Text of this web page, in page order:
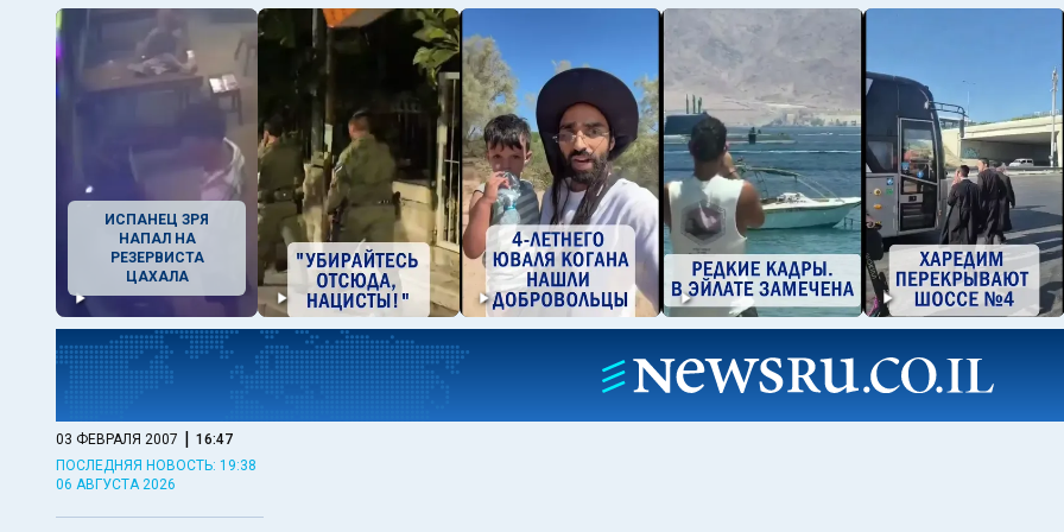
ИСПАНЕЦ ЗРЯ
НАПАЛ НА
РЕЗЕРВИСТА
ЦАХАЛА
03 ФЕВРАЛЯ 2007 | 16:47
ПОСЛЕДНЯЯ НОВОСТЬ: 19:38
06 АВГУСТА 2026